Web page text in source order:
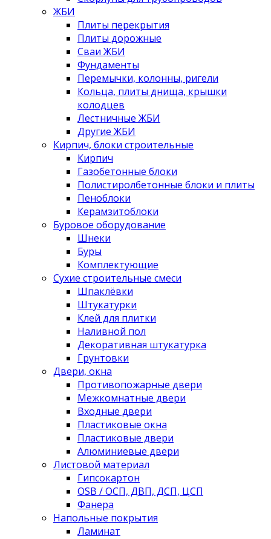
ЖБИ
Плиты перекрытия
Плиты дорожные
Сваи ЖБИ
Фундаменты
Перемычки, колонны, ригели
Кольца, плиты днища, крышки
колодцев
Лестничные ЖБИ
Другие ЖБИ
Кирпич, блоки строительные
Кирпич
Газобетонные блоки
Полистиролбетонные блоки и плиты
Пеноблоки
Керамзитоблоки
Буровое оборудование
Шнеки
Буры
Комплектующие
Сухие строительные смеси
Шпаклёвки
Штукатурки
Клей для плитки
Наливной пол
Декоративная штукатурка
Грунтовки
Двери, окна
Противопожарные двери
Межкомнатные двери
Входные двери
Пластиковые окна
Пластиковые двери
Алюминиевые двери
Листовой материал
Гипсокартон
OSB / ОСП, ДВП, ДСП, ЦСП
Фанера
Напольные покрытия
Ламинат